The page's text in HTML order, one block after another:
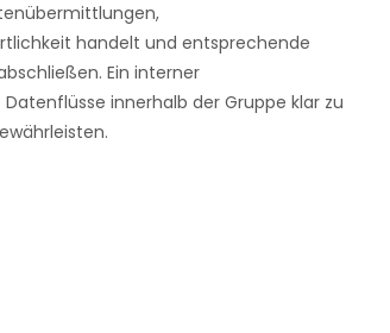
handelt und entsprechende
Ein interner
innerhalb der Gruppe klar zu